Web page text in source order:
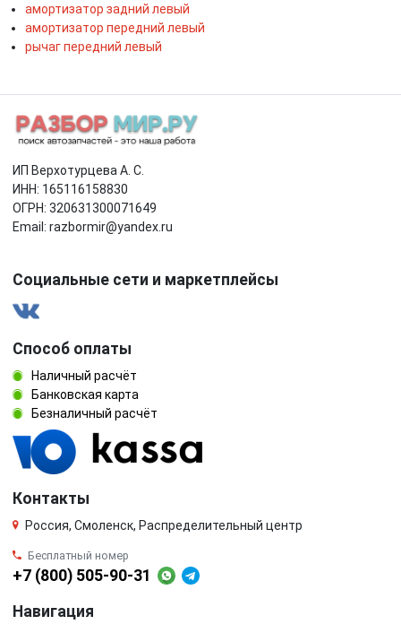
амортизатор задний левый
амортизатор передний левый
рычаг передний левый
ИП Верхотурцева А. С.
ИНН: 165116158830
ОГРН: 320631300071649
Email: razbormir@yandex.ru
Социальные сети и маркетплейсы
Способ оплаты
Наличный расчёт
Банковская карта
Безналичный расчёт
Контакты
Россия, Смоленск, Распределительный центр
Бесплатный номер
+7 (800) 505-90-31
Навигация